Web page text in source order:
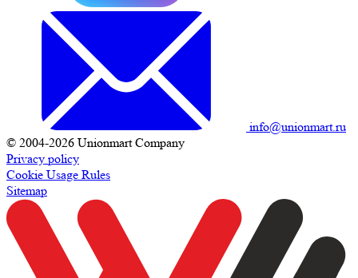
info@unionmart.ru
© 2004-2026 Unionmart Company
Privacy policy
Cookie Usage Rules
Sitemap